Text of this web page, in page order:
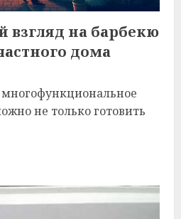
взгляд на барбекю
дома
не только готовить